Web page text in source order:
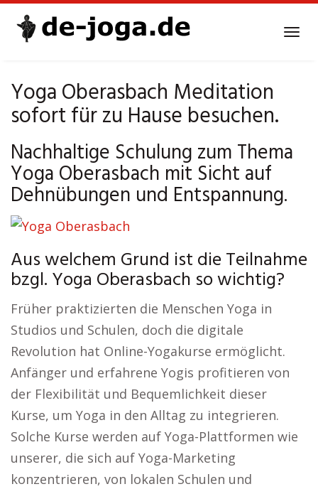
Yoga Oberasbach Meditation
sofort für zu Hause besuchen.
Nachhaltige Schulung zum Thema
Yoga Oberasbach mit Sicht auf
Dehnübungen und Entspannung.
Aus welchem Grund ist die Teilnahme
bzgl. Yoga Oberasbach so wichtig?
Früher praktizierten die Menschen Yoga in
Studios und Schulen, doch die digitale
Revolution hat Online-Yogakurse ermöglicht.
Anfänger und erfahrene Yogis profitieren von
der Flexibilität und Bequemlichkeit dieser
Kurse, um Yoga in den Alltag zu integrieren.
Solche Kurse werden auf Yoga-Plattformen wie
unserer, die sich auf Yoga-Marketing
konzentrieren, von lokalen Schulen und